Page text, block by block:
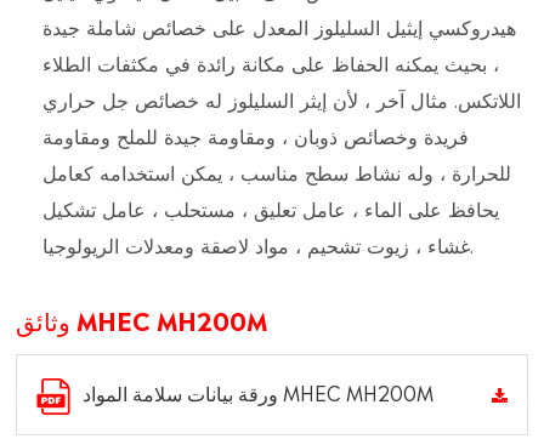
هيدروكسي إيثيل السليلوز المعدل على خصائص شاملة جيدة
، بحيث يمكنه الحفاظ على مكانة رائدة في مكثفات الطلاء
اللاتكس. مثال آخر ، لأن إيثر السليلوز له خصائص جل حراري
فريدة وخصائص ذوبان ، ومقاومة جيدة للملح ومقاومة
للحرارة ، وله نشاط سطح مناسب ، يمكن استخدامه كعامل
يحافظ على الماء ، عامل تعليق ، مستحلب ، عامل تشكيل
وثائق MHEC MH200M
ورقة بيانات سلامة المواد MHEC MH200M